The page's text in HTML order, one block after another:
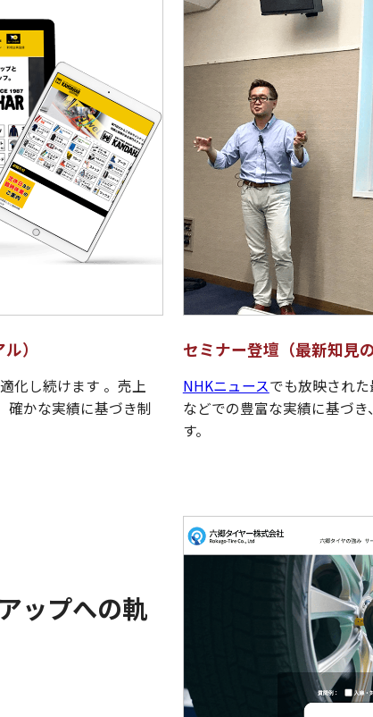
）
化し続けます 。売上
確かな実績に基づき制
セミナー登壇（最新知見
NHKニュースでも放映され
などでの豊富な実績に基づ
す。
ップへの軌